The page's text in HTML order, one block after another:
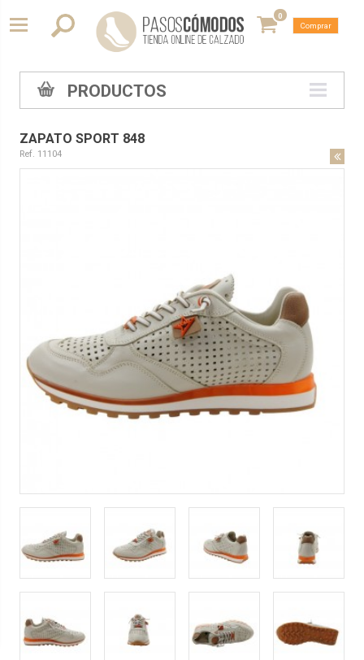
0
Comprar
PRODUCTOS
ZAPATO SPORT 848
Ref. 11104